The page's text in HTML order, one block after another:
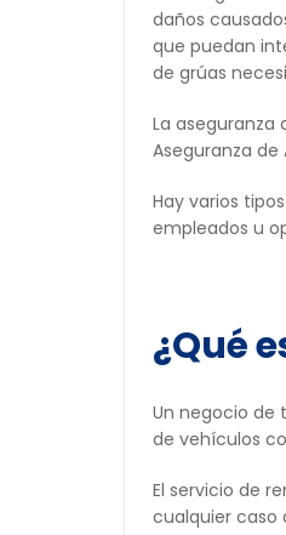
daños
que puedan
de grúas
La
Aseguranza
Hay varios
empleados u
¿Qué
Un negocio de
de vehículos
El servicio de
cualquier caso